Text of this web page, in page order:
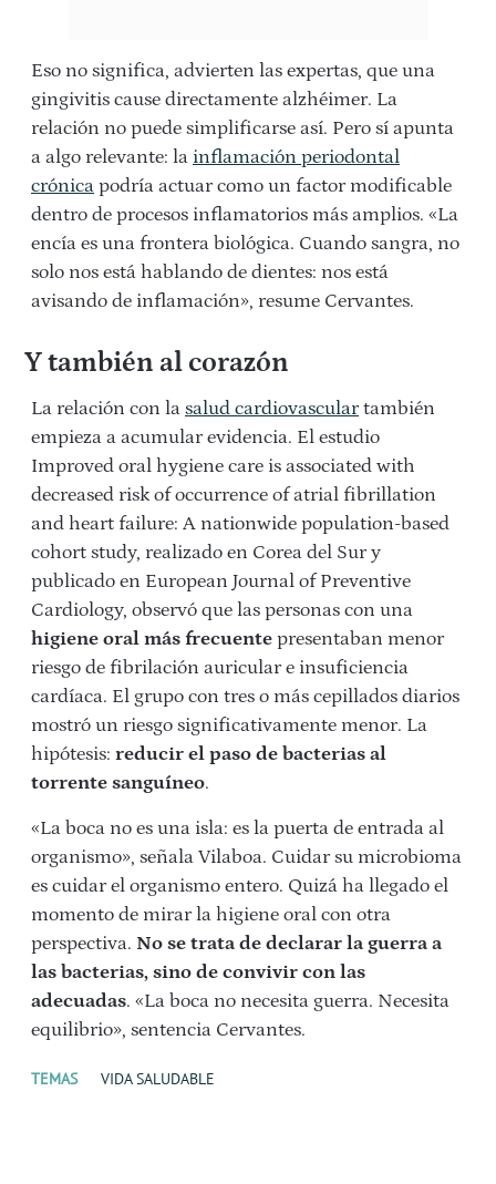
Eso no significa, advierten las expertas, que una
gingivitis cause directamente alzhéimer. La
relación no puede simplificarse así. Pero sí apunta
a algo relevante: la inflamación periodontal
crónica podría actuar como un factor modificable
dentro de procesos inflamatorios más amplios. «La
encía es una frontera biológica. Cuando sangra, no
solo nos está hablando de dientes: nos está
avisando de inflamación», resume Cervantes.
Y también al corazón
La relación con la salud cardiovasculartambién
empieza a acumular evidencia. El estudio
Improved oral hygiene care is associated with
decreased risk of occurrence of atrial fibrillation
and heart failure: A nationwide population-based
cohort study, realizado en Corea del Sur y
publicado en European Journal of Preventive
Cardiology, observó que las personas con una
higiene oral más frecuente presentaban menor
riesgo de fibrilación auricular e insuficiencia
cardíaca. El grupo con tres o más cepillados diarios
mostró un riesgo significativamente menor. La
hipótesis: reducir el paso de bacterias al
torrente sanguíneo.
«La boca no es una isla: es la puerta de entrada al
organismo», señala Vilaboa. Cuidar su microbioma
es cuidar el organismo entero. Quizá ha llegado el
momento de mirar la higiene oral con otra
perspectiva. No se trata de declarar la guerra a
las bacterias, sino de convivir con las
adecuadas. «La boca no necesita guerra. Necesita
equilibrio», sentencia Cervantes.
TEMAS VIDA SALUDABLE